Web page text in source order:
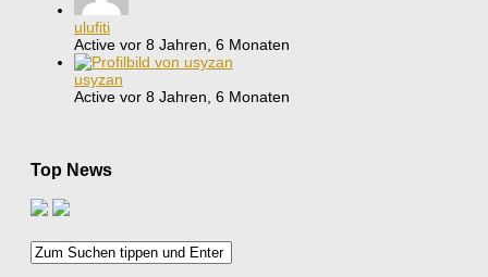
ulufiti
Active vor 8 Jahren, 6 Monaten
usyzan
Active vor 8 Jahren, 6 Monaten
Top News